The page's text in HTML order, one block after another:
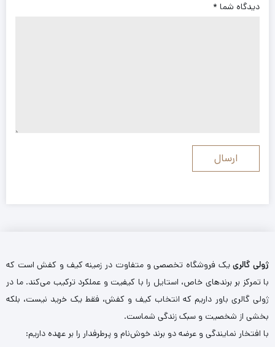
دیدگاه شما *
ژولی گالرییک فروشگاه تخصصی و متفاوت در زمینه کیف و کفش است که
با تمرکز بر برندهای خاص، استایل را با کیفیت و عملکرد ترکیب می‌کند. ما در
ژولی گالری باور داریم که انتخاب کیف و کفش، فقط یک خرید نیست، بلکه
بخشی از شخصیت و سبک زندگی شماست.
با افتخار نمایندگی و عرضه دو برند خوش‌نام و پرطرفدار را بر عهده داریم: